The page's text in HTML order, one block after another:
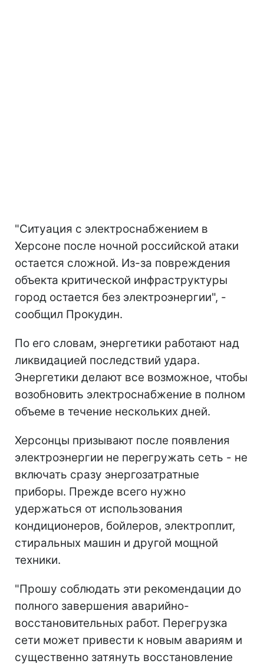
"Ситуация с электроснабжением в
Херсоне после ночной российской атаки
остается сложной. Из-за повреждения
объекта критической инфраструктуры
город остается без электроэнергии", -
сообщил Прокудин.
По его словам, энергетики работают над
ликвидацией последствий удара.
Энергетики делают все возможное, чтобы
возобновить электроснабжение в полном
объеме в течение нескольких дней.
Херсонцы призывают после появления
электроэнергии не перегружать сеть - не
включать сразу энергозатратные
приборы. Прежде всего нужно
удержаться от использования
кондиционеров, бойлеров, электроплит,
стиральных машин и другой мощной
техники.
"Прошу соблюдать эти рекомендации до
полного завершения аварийно-
восстановительных работ. Перегрузка
сети может привести к новым авариям и
существенно затянуть восстановление